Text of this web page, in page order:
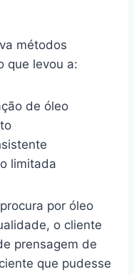
métodos
que levou a:
de óleo
limitada
por óleo
o cliente
prensagem de
que pudesse